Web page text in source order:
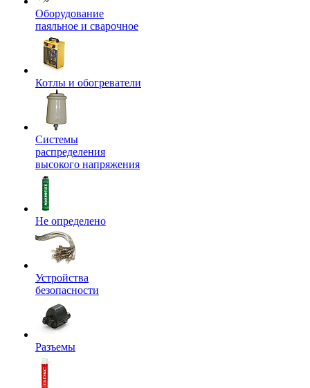
Оборудование
паяльное и сварочное
Котлы и обогреватели
Системы
распределения
высокого напряжения
Не определено
Устройства
безопасности
Разъемы